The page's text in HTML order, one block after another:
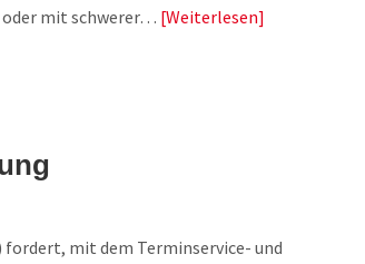
oder mit schwerer… Weiterlesen
mit dem Terminservice- und